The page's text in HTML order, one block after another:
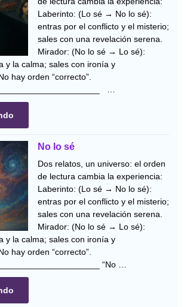
Laberinto: (Lo sé → No lo sé):
entras por el conflicto y el misterio;
sales con una revelación serena.
Mirador: (No lo sé → Lo sé):
y la calma; sales con ironía y
hay orden “correcto”.
…
No lo sé
Dos relatos, un universo: el orden
de lectura cambia la experiencia:
Laberinto: (Lo sé → No lo sé):
entras por el conflicto y el misterio;
sales con una revelación serena.
Mirador: (No lo sé → Lo sé):
y la calma; sales con ironía y
hay orden “correcto”.
“No …